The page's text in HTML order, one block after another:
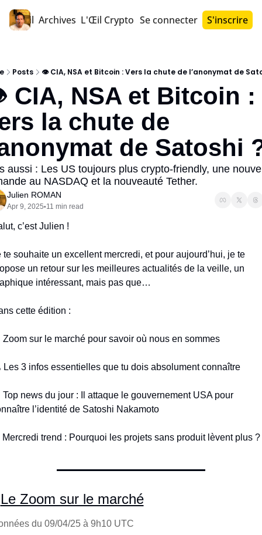
Accueil Archives L'Œil Crypto PRO™Se connecter S'inscrire
Posts 👁️ CIA, NSA et Bitcoin : Vers la chute de l’anonymat de
NSA et Bitcoin :
la chute de
de Satoshi
aussi : Les US toujours plus crypto-friendly, une
au NASDAQ et la nouveauté Tether.
Julien ROMAN
Apr 9, 2025•11 min read
c’est Julien !
te souhaite un excellent mercredi, et pour aujourd’hui, je te
un retour sur les meilleures actualités de la veille, un
intéressant, mais pas que…
cette édition :
Zoom sur le marché pour savoir où nous en sommes
3 infos essentielles que tu dois absolument connaître
Top news du jour : Il attaque le gouvernement USA pour
l’identité de Satoshi Nakamoto
Mercredi trend : Pourquoi les projets sans produit lèvent plus ?
Le Zoom sur le marché
du 09/04/25 à 9h10 UTC